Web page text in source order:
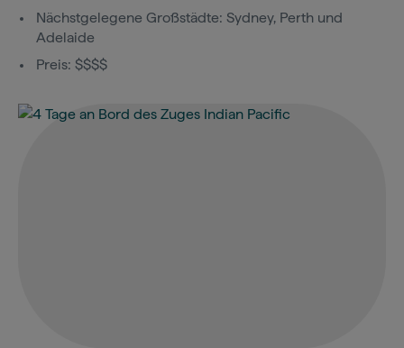
Nächstgelegene Großstädte: Sydney, Perth und
Adelaide
Preis: $$$$